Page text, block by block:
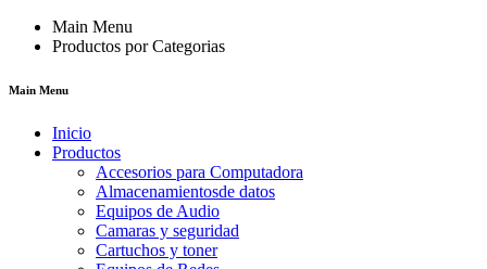
Main Menu
Productos por Categorias
Main Menu
Inicio
Productos
Accesorios para Computadora
Almacenamientosde datos
Equipos de Audio
Camaras y seguridad
Cartuchos y toner